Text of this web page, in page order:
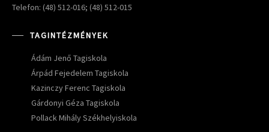
Telefon: (48) 512-016; (48) 512-015
TAGINTÉZMÉNYEK
Ádám Jenő Tagiskola
Árpád Fejedelem Tagiskola
Kazinczy Ferenc Tagiskola
Gárdonyi Géza Tagiskola
Pollack Mihály Székhelyiskola